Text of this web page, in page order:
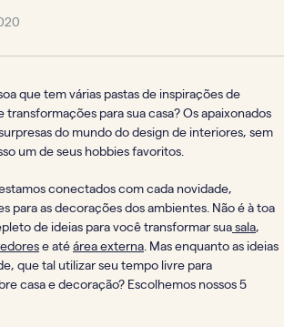
que tem várias pastas de inspirações de
para sua casa? Os apaixonados
do mundo do design de interiores, sem
um de seus hobbies favoritos.
conectados com cada novidade,
para as decorações dos ambientes. Não é à toa
de ideias para você transformar suasala,
e atéárea externa . Mas enquanto as ideias
que tal utilizar seu tempo livre para
casa e decoração? Escolhemos nossos 5